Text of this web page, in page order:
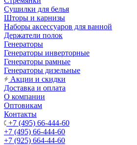
Сушилки для белья
Шторы и карнизы
Наборы аксессуаров для ванной
Держатели полок
Генераторы
Генераторы инверторные
Генераторы рамные
Генераторы дизельные
Акции и скидки
Доставка и оплата
О компании
Оптовикам
Контакты
+7 (495) 66-444-60
+7 (495) 66-444-60
+7 (925) 664-44-60